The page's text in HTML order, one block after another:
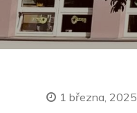
1 března, 2025